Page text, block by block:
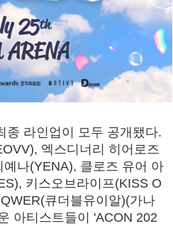
종 라인업이 모두 공개됐다.
엑스디너리 히어로즈
나(YENA), 클로즈 유어 아
키스오브라이프(KISS O
큐더블유이알)(가나
아티스트들이 'ACON 202